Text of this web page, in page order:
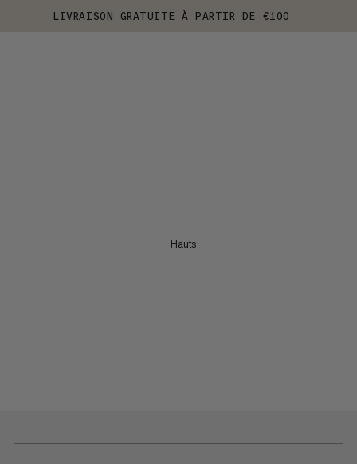
LIVRAISON GRATUITE À PARTIR DE €100
Hauts